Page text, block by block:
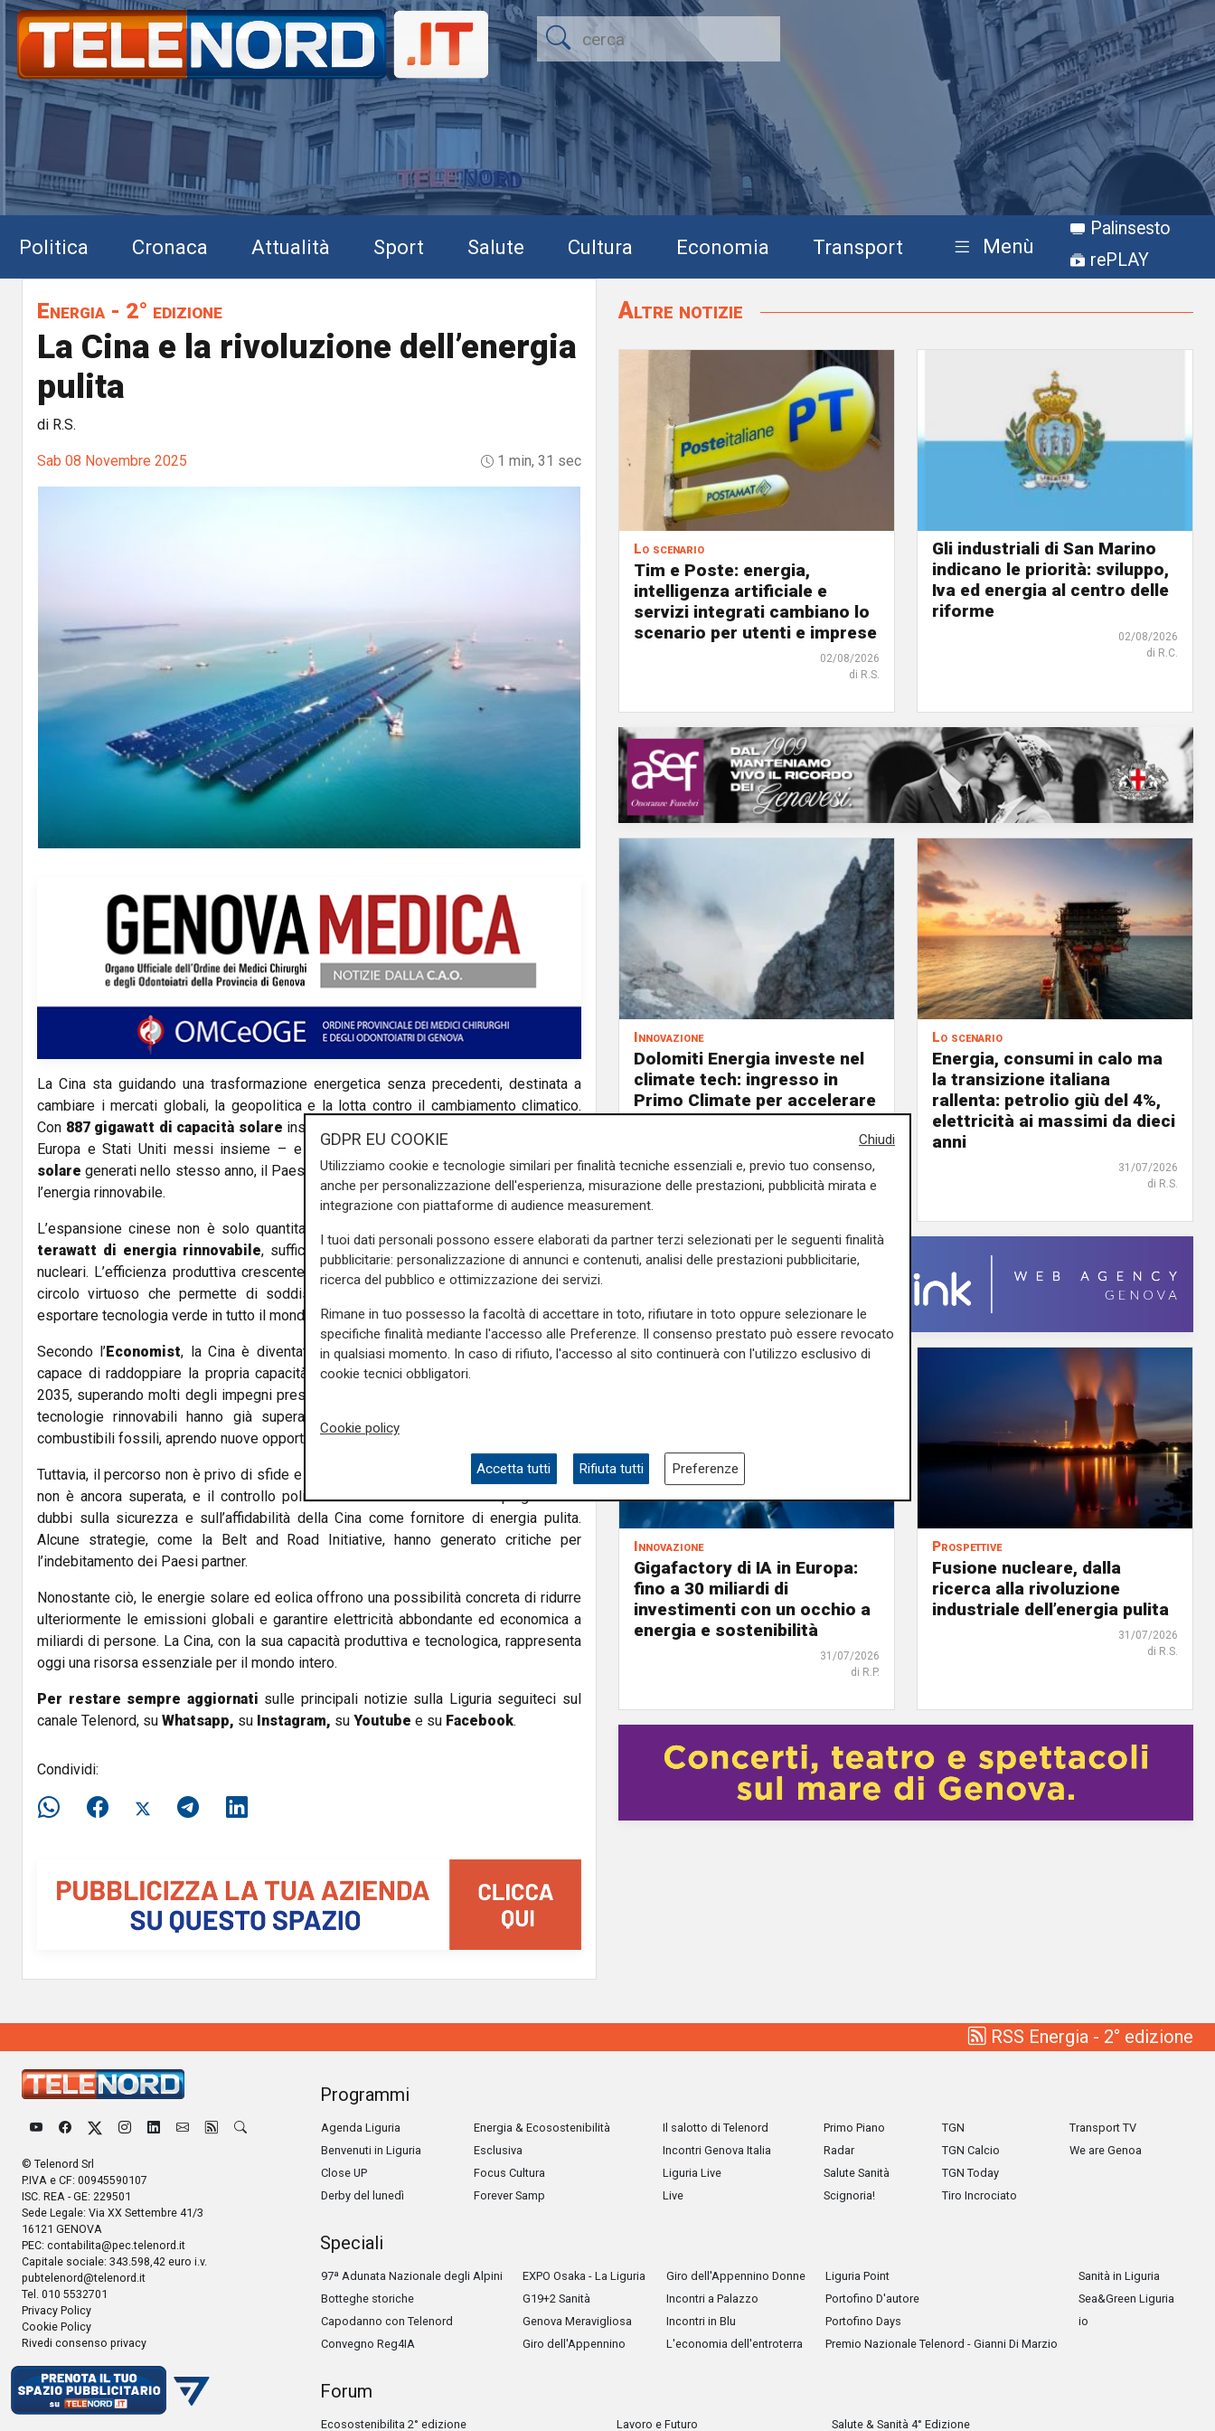
Politica Cronaca Attualità Sport Salute Cultura Economia Transport Menù
Palinsesto
rePLAY
Energia - 2° edizione
La Cina e la rivoluzione dell’energia
pulita
di R.S.
Sab 08 Novembre 2025 1 min, 31 sec
La Cina sta guidando una trasformazione energetica senza precedenti, destinata a
cambiare i mercati globali, la geopolitica e la lotta contro il cambiamento climatico.
Con 887 gigawatt di capacità solare installati alla fine del 2024 – quasi il doppio di
Europa e Stati Uniti messi insieme – e
1.826 terawattora di energia eolica e
solare generati nello stesso anno, il Paese sta definendo nuovi standard mondiali per
l’energia rinnovabile.
L’espansione cinese non è solo quantitativa: ogni anno vengono prodotti quasi
terawatt di energia rinnovabile, sufficiente a sostituire oltre 300 grandi centrali
nucleari. L’efficienza produttiva crescente abbassa ulteriormente i costi, creando un
circolo virtuoso che permette di soddisfare la crescente domanda interna e di
esportare tecnologia verde in tutto il mondo, soprattutto nei Paesi in via di sviluppo.
Secondo l’Economist, la Cina è diventata una “superpotenza dell’elettricità pulita”,
capace di raddoppiare la propria capacità rinnovabile e ridurre le emissioni entro il
2035, superando molti degli impegni presi con l’Accordo di Parigi. Le esportazioni di
tecnologie rinnovabili hanno già superato i guadagni americani dalla vendita di
combustibili fossili, aprendo nuove opportunità economiche globali.
Tuttavia, il percorso non è privo di sfide e preoccupazioni. La dipendenza dal carbone
non è ancora superata, e il controllo politico centralizzato sotto Xi Jinping suscita
dubbi sulla sicurezza e sull’affidabilità della Cina come fornitore di energia pulita.
Alcune strategie, come la Belt and Road Initiative, hanno generato critiche per
l’indebitamento dei Paesi partner.
Nonostante ciò, le energie solare ed eolica offrono una possibilità concreta di ridurre
ulteriormente le emissioni globali e garantire elettricità abbondante ed economica a
miliardi di persone. La Cina, con la sua capacità produttiva e tecnologica, rappresenta
oggi una risorsa essenziale per il mondo intero.
Per restare sempre aggiornati sulle principali notizie sulla Liguria seguiteci sul
canale Telenord, su Whatsapp, su Instagram, su Youtube e su Facebook.
Condividi:
Altre notizie
Lo scenario
Tim e Poste: energia,
intelligenza artificiale e
servizi integrati cambiano lo
scenario per utenti e imprese
02/08/2026
di R.S.
Gli industriali di San Marino
indicano le priorità: sviluppo,
Iva ed energia al centro delle
riforme
02/08/2026
di R.C.
Innovazione
Dolomiti Energia investe nel
climate tech: ingresso in
Primo Climate per accelerare
la transizione energetica
02/08/2026
di R.S.
Lo scenario
Energia, consumi in calo ma
la transizione italiana
rallenta: petrolio giù del 4%,
elettricità ai massimi da dieci
anni
31/07/2026
di R.S.
Innovazione
Gigafactory di IA in Europa:
fino a 30 miliardi di
investimenti con un occhio a
energia e sostenibilità
31/07/2026
di R.P.
Prospettive
Fusione nucleare, dalla
ricerca alla rivoluzione
industriale dell’energia pulita
31/07/2026
di R.S.
RSS Energia - 2° edizione
© Telenord Srl
P.IVA e CF: 00945590107
ISC. REA - GE: 229501
Sede Legale: Via XX Settembre 41/3
16121 GENOVA
PEC: contabilita@pec.telenord.it
Capitale sociale: 343.598,42 euro i.v.
pubtelenord@telenord.it
Tel. 010 5532701
Privacy Policy
Cookie Policy
Rivedi consenso privacy
Programmi
Agenda Liguria
Benvenuti in Liguria
Close UP
Derby del lunedì
Energia & Ecosostenibilità
Esclusiva
Focus Cultura
Forever Samp
Il salotto di Telenord
Incontri Genova Italia
Liguria Live
Live
Primo Piano
Radar
Salute Sanità
Scignoria!
TGN
TGN Calcio
TGN Today
Tiro Incrociato
Transport TV
We are Genoa
Speciali
97ª Adunata Nazionale degli Alpini
Botteghe storiche
Capodanno con Telenord
Convegno Reg4IA
EXPO Osaka - La Liguria
G19+2 Sanità
Genova Meravigliosa
Giro dell'Appennino
Giro dell'Appennino Donne
Incontri a Palazzo
Incontri in Blu
L'economia dell'entroterra
Liguria Point
Portofino D'autore
Portofino Days
Premio Nazionale Telenord - Gianni Di Marzio
Sanità in Liguria
Sea&Green Liguria
io
Forum
Ecosostenibilita 2° edizione Lavoro e Futuro Salute & Sanità 4° Edizione
Chiudi
GDPR EU COOKIE
Utilizziamo cookie e tecnologie similari per finalità tecniche essenziali e, previo tuo consenso,
anche per personalizzazione dell'esperienza, misurazione delle prestazioni, pubblicità mirata e
integrazione con piattaforme di audience measurement.
I tuoi dati personali possono essere elaborati da partner terzi selezionati per le seguenti finalità
pubblicitarie: personalizzazione di annunci e contenuti, analisi delle prestazioni pubblicitarie,
ricerca del pubblico e ottimizzazione dei servizi.
Rimane in tuo possesso la facoltà di accettare in toto, rifiutare in toto oppure selezionare le
specifiche finalità mediante l'accesso alle Preferenze. Il consenso prestato può essere revocato
in qualsiasi momento. In caso di rifiuto, l'accesso al sito continuerà con l'utilizzo esclusivo di
cookie tecnici obbligatori.
Cookie policy
Accetta tutti Rifiuta tutti Preferenze